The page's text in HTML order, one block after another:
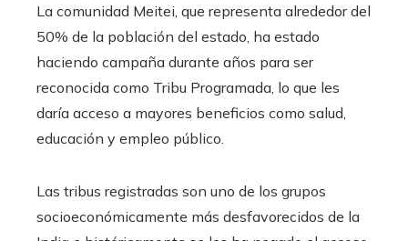
La comunidad Meitei, que representa alrededor del
50% de la población del estado, ha estado
haciendo campaña durante años para ser
reconocida como Tribu Programada, lo que les
daría acceso a mayores beneficios como salud,
educación y empleo público.
Las tribus registradas son uno de los grupos
socioeconómicamente más desfavorecidos de la